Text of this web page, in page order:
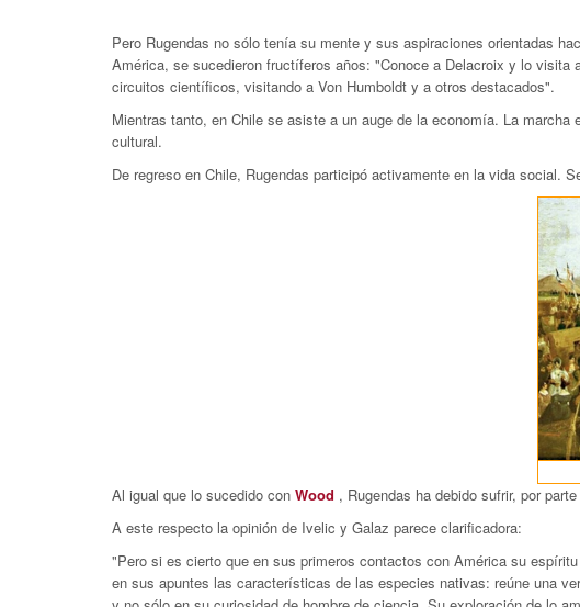
Pero Rugendas no sólo tenía su mente y sus aspiraciones orientadas
América, se sucedieron fructíferos años: "Conoce a Delacroix y lo
circuitos científicos, visitando a Von Humboldt y a otros destacados".
Mientras tanto, en Chile se asiste a un auge de la economía. La
cultural.
De regreso en Chile, Rugendas participó activamente en la vida social.
Al igual que lo sucedido con Wood , Rugendas ha debido sufrir, por
A este respecto la opinión de Ivelic y Galaz parece clarificadora:
"Pero si es cierto que en sus primeros contactos con América su
en sus apuntes las características de las especies nativas: reúne una